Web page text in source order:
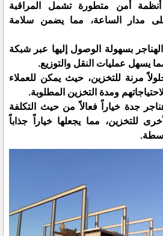
أمن متطورة تشمل المراقبة
مدار الساعة، مما يضمن سلامة
بسهولة الوصول إليها عبر شبكة
يسهل عمليات النقل والتوزيع.
مرنة للتخزين، حيث يمكن للعملاء
ومدة التخزين المطلوبة.
جدة خياراً فعالاً من حيث التكلفة
للتخزين، مما يجعلها خياراً جذاباً